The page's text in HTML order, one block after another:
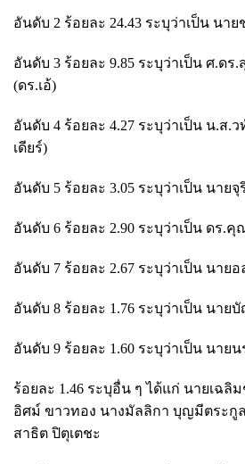
อันดับ 2 ร้อยละ 24.43 ระบุว่าเป็น นา
อันดับ 3 ร้อยละ 9.85 ระบุว่าเป็น ศ.ด
(ดร.เอ้)
อันดับ 4 ร้อยละ 4.27 ระบุว่าเป็น น.ส.
เดียร์)
อันดับ 5 ร้อยละ 3.05 ระบุว่าเป็น นา
อันดับ 6 ร้อยละ 2.90 ระบุว่าเป็น ดร
อันดับ 7 ร้อยละ 2.67 ระบุว่าเป็น นาย
อันดับ 8 ร้อยละ 1.76 ระบุว่าเป็น นา
อันดับ 9 ร้อยละ 1.60 ระบุว่าเป็น นาย
ร้อยละ 1.46 ระบุอื่น ๆ ได้แก่ นายเฉลิ
อิศม์ ขาวทอง นางมัลลิกา บุญมีตระกู
สาธิต ปิตุเตชะ